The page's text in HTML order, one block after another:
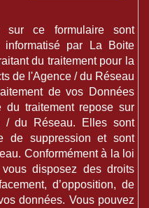
sur ce formulaire sont
par La Boite
du traitement pour la
de l'Agence / du Réseau
de vos Données
du traitement repose sur
/ du Réseau. Elles sont
de suppression et sont
Conformément à la loi
disposez des droits
d’opposition, de
données. Vous pouvez